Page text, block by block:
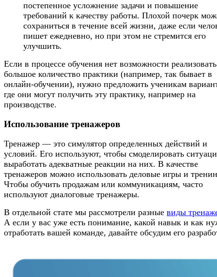
постепенное усложнение задачи и повышение
требований к качеству работы. Плохой почерк
сохраниться в течение всей жизни, даже если
пишет ежедневно, но при этом не стремится его
улучшить.
Если в процессе обучения нет возможности реализовать
большое количество практики (например, так бывает в
онлайн-обучении), нужно предложить ученикам
где они могут получить эту практику, например на
производстве.
Использование тренажеров
Тренажер — это симулятор определенных действий и
условий. Его используют, чтобы смоделировать
выработать адекватные реакции на них. В качестве
тренажеров можно использовать деловые игры и
Чтобы обучить продажам или коммуникациям, часто
используют диалоговые тренажеры.
В отдельной стате мы рассмотрели разные виды
А если у вас уже есть понимание, какой навык и как
отработать вашей команде, давайте обсудим его